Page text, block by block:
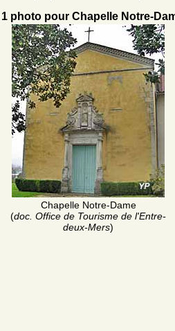
1 photo pour Chapelle Notre-
Chapelle Notre-Dame
(doc. Office de Tourisme de l'Entre-
deux-Mers)